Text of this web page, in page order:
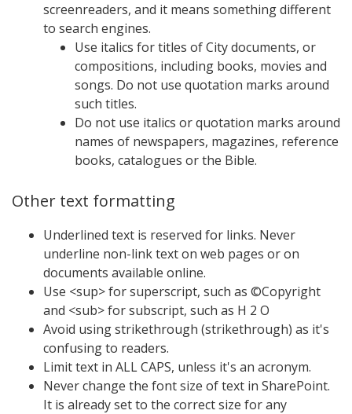
screenreaders, and it means something different
to search engines.
Use italics for titles of City documents, or
compositions, including books, movies and
songs. Do not use quotation marks around
such titles.
Do not use italics or quotation marks around
names of newspapers, magazines, reference
books, catalogues or the Bible.
Other text formatting
Underlined text is reserved for links. Never
underline non-link text on web pages or on
documents available online.
Use <sup> for superscript, such as ©Copyright
and <sub> for subscript, such as H 2 O
Avoid using strikethrough (strikethrough) as it's
confusing to readers.
Limit text in ALL CAPS, unless it's an acronym.
Never change the font size of text in SharePoint.
It is already set to the correct size for any